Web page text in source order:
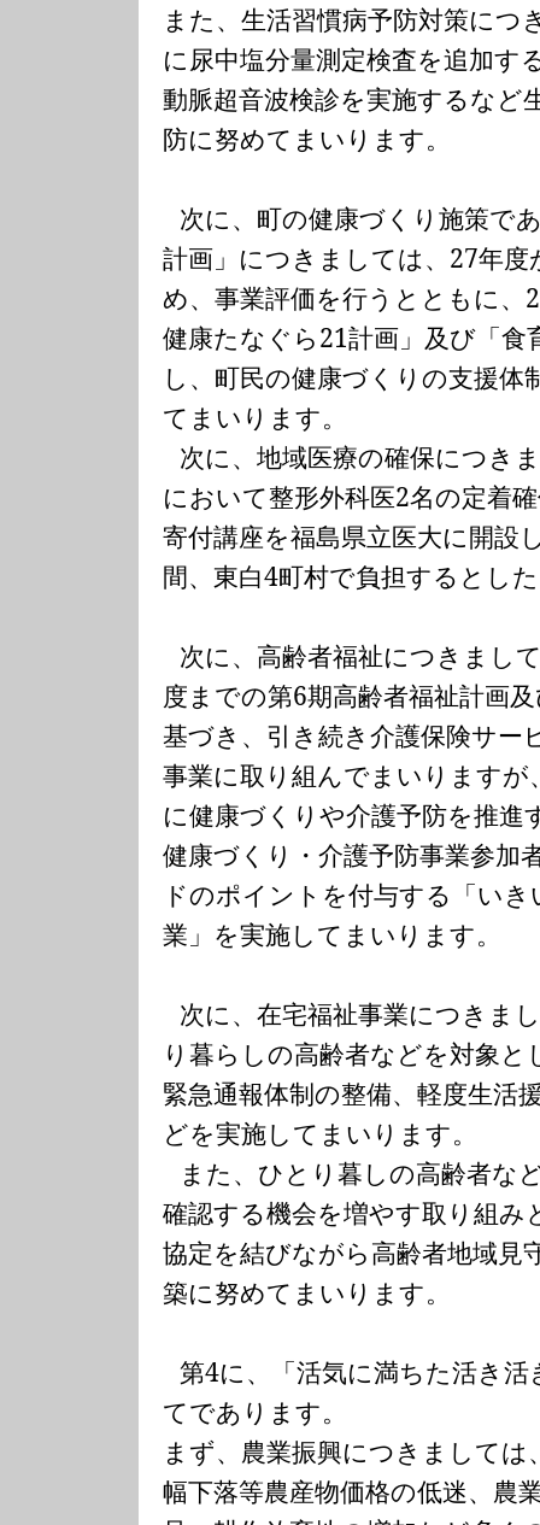
また、生活習慣病予防対策につ
に尿中塩分量測定検査を追加す
動脈超音波検診を実施するなど
防に努めてまいります。
次に、町の健康づくり施策で
計画」につきましては、 27年度
め、事業評価を行うとともに、
健康たなぐら21計画」及び「食
し、町民の健康づくりの支援体
てまいります。
次に、地域医療の確保につき
において整形外科医2名の定着
寄付講座を福島県立医大に開設
間、東白4町村で負担するとし
次に、高齢者福祉につきまし
度までの第6期高齢者福祉計画
基づき、引き続き介護保険サー
事業に取り組んでまいりますが
に健康づくりや介護予防を推進
健康づくり・介護予防事業参加
ドのポイントを付与する「い
業」を実施してまいります。
次に、在宅福祉事業につきま
り暮らしの高齢者などを対象
緊急通報体制の整備、軽度生活
どを実施してまいります。
また、ひとり暮しの高齢者な
確認する機会を増やす取り組み
協定を結びながら高齢者地域見
築に努めてまいります。
第4に、「活気に満ちた活き
てであります。
まず、農業振興につきましては
幅下落等農産物価格の低迷、農